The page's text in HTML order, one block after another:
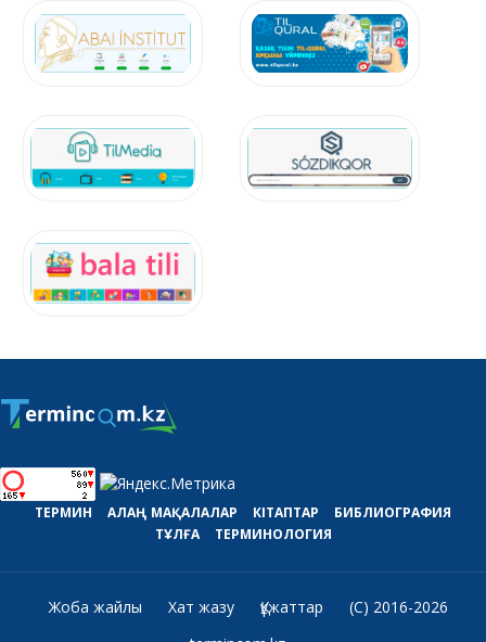
ТЕРМИН АЛАҢ МАҚАЛАЛАР КІТАПТАР
БИБЛИОГРАФИЯ
ТҰЛҒА
ТЕРМИНОЛОГИЯ
Жоба жайлы Хат жазу Құжаттар
(C) 2016-2026